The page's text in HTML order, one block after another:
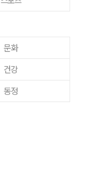
문화
건강
동정